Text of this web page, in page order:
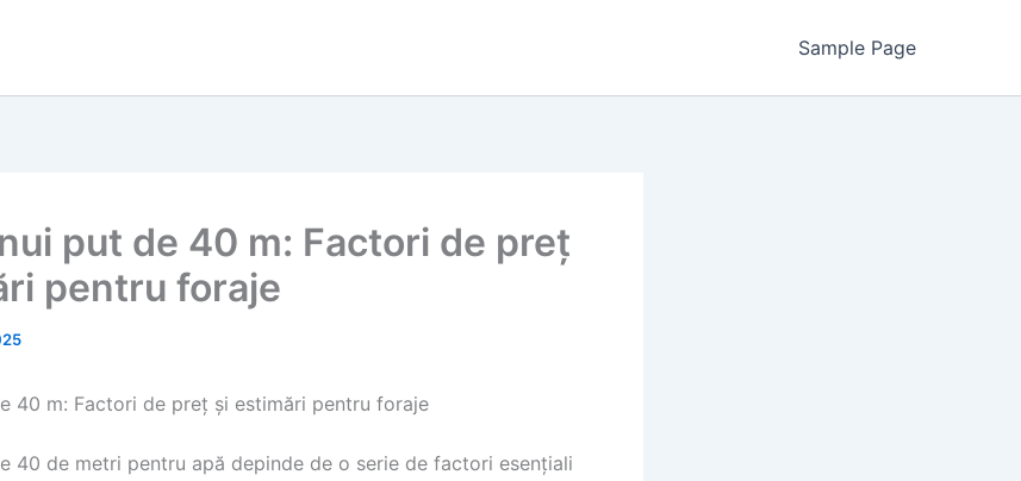
Sample Page
put de 40 m: Factori de preț
pentru foraje
40 m: Factori de preț și estimări pentru foraje
40 de metri pentru apă depinde de o serie de factori esențiali